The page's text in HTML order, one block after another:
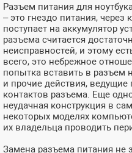
Разъем питания для
– это гнездо питания, через
поступает на аккумулятор
разъема считается
неисправностей, и этому
всего, это небрежное
попытка вставить в разъем
и прочие действия,
контактов разъема. Еще
неудачная конструкция в
некоторых моделях
их владельца проводить
Замена разъема питания не